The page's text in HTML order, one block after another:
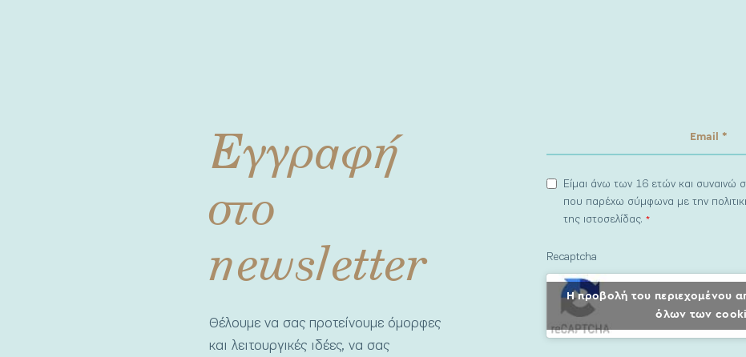
Εγγραφή
στο
newsletter
Θέλουμε να σας προτείνουμε όμορφες
και λειτουργικές ιδέες, να σας
Είμαι άνω των 16 ετών και
που παρέχω σύμφωνα με την
της ιστοσελίδας.*
Recaptcha
Η προβολή του περιεχομένου
όλων των